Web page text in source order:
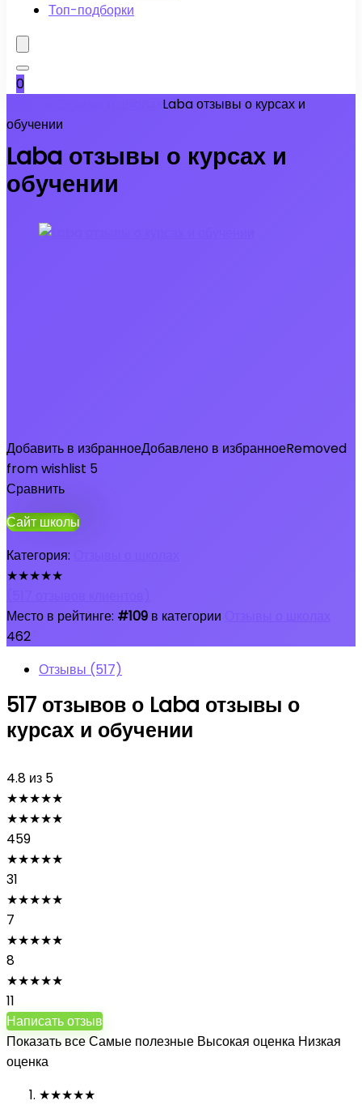
Топ-подборки
0
Laba отзывы о курсах и
обучении
Laba отзывы о курсах и
обучении
Добавить в избранноеДобавлено в избранноеRemoved
from wishlist 5
Сравнить
Сайт школы
Категория:
★★★★★
Место в рейтинге: #109 в категории
462
Отзывы (517)
517 отзывов о Laba отзывы о
курсах и обучении
4.8 из 5
★★★★★
★★★★★
459
★★★★★
31
★★★★★
7
★★★★★
8
★★★★★
11
Написать отзыв
Показать всеСамые полезные Высокая оценка Низкая
оценка
★★★★★